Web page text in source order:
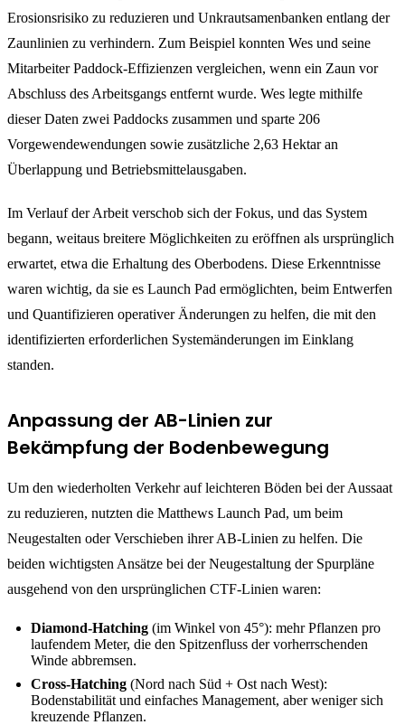
Erosionsrisiko zu reduzieren und Unkrautsamenbanken entlang der
Zaunlinien zu verhindern. Zum Beispiel konnten Wes und seine
Mitarbeiter Paddock-Effizienzen vergleichen, wenn ein Zaun vor
Abschluss des Arbeitsgangs entfernt wurde. Wes legte mithilfe
dieser Daten zwei Paddocks zusammen und sparte 206
Vorgewendewendungen sowie zusätzliche 2,63 Hektar an
Überlappung und Betriebsmittelausgaben.
Im Verlauf der Arbeit verschob sich der Fokus, und das System
begann, weitaus breitere Möglichkeiten zu eröffnen als ursprünglich
erwartet, etwa die Erhaltung des Oberbodens. Diese Erkenntnisse
waren wichtig, da sie es Launch Pad ermöglichten, beim Entwerfen
und Quantifizieren operativer Änderungen zu helfen, die mit den
identifizierten erforderlichen Systemänderungen im Einklang
standen.
Anpassung der AB-Linien zur
Bekämpfung der Bodenbewegung
Um den wiederholten Verkehr auf leichteren Böden bei der Aussaat
zu reduzieren, nutzten die Matthews Launch Pad, um beim
Neugestalten oder Verschieben ihrer AB-Linien zu helfen. Die
beiden wichtigsten Ansätze bei der Neugestaltung der Spurpläne
ausgehend von den ursprünglichen CTF-Linien waren:
Diamond-Hatching (im Winkel von 45°): mehr Pflanzen pro
laufendem Meter, die den Spitzenfluss der vorherrschenden
Winde abbremsen.
Cross-Hatching (Nord nach Süd + Ost nach West):
Bodenstabilität und einfaches Management, aber weniger sich
kreuzende Pflanzen.